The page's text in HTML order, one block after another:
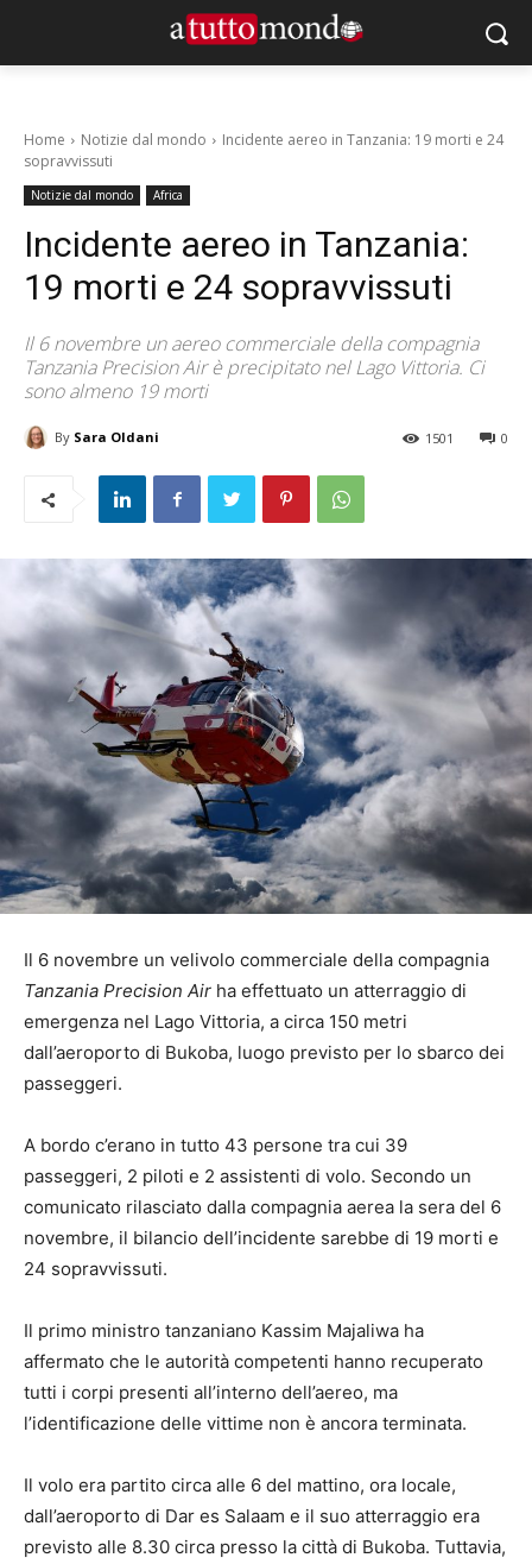
Home Notizie dal mondo
Incidente aereo in Tanzania: 19 morti e 24
sopravvissuti
Notizie dal mondo Africa
Incidente aereo in Tanzania:
19 morti e 24 sopravvissuti
Il 6 novembre un aereo commerciale della compagnia
Tanzania Precision Air è precipitato nel Lago Vittoria. Ci
sono almeno 19 morti
By Sara Oldani 0
1501
Il 6 novembre un velivolo commerciale della compagnia
Tanzania Precision Air ha effettuato un atterraggio di
emergenza nel Lago Vittoria, a circa 150 metri
dall’aeroporto di Bukoba, luogo previsto per lo sbarco dei
passeggeri.
A bordo c’erano in tutto 43 persone tra cui 39
passeggeri, 2 piloti e 2 assistenti di volo. Secondo un
comunicato rilasciato dalla compagnia aerea la sera del 6
novembre, il bilancio dell’incidente sarebbe di 19 morti e
24 sopravvissuti.
Il primo ministro tanzaniano Kassim Majaliwa ha
affermato che le autorità competenti hanno recuperato
tutti i corpi presenti all’interno dell’aereo, ma
l’identificazione delle vittime non è ancora terminata.
Il volo era partito circa alle 6 del mattino, ora locale,
dall’aeroporto di Dar es Salaam e il suo atterraggio era
previsto alle 8.30 circa presso la città di Bukoba. Tuttavia,